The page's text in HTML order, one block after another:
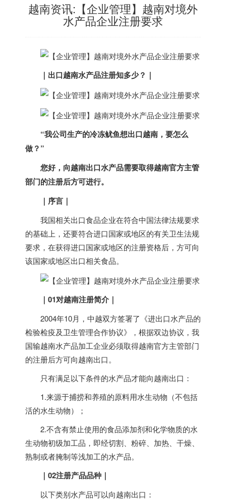
越南资讯:【企业管理】越南对境外
水产品企业注册要求
｜ 出口越南水产品注册知多少？ ｜
“我公司生产的冷冻鱿鱼想出口越南 ，要怎么
做？”
您好，向越南出口水产品需要取得越南官方主管
部门的注册后方可进行。
｜ 序言 ｜
我国相关出口食品企业在符合中国法律法规要求
的基础上，还要符合进口国家或地区的有关卫生法规
要求，在获得进口国家或地区的注册资格后，方可向
该国家或地区出口相关食品。
｜ 01对越南注册简介 ｜
2004年10月，中越双方签署了《进出口水产品的
检验检疫及卫生管理合作协议》，根据双边协议，我
国输越南水产品加工企业必须取得越南官方主管部门
的注册后方可向越南出口。
只有满足以下条件的水产品才能向越南出口：
1.来源于捕捞和养殖的原料用水生动物（不包括
活的水生动物）；
2.不含有禁止使用的食品添加剂和化学物质的水
生动物初级加工品，即经切割、粉碎、加热、干燥、
熟制或者腌制等浅加工的水产品。
｜ 02注册产品品种 ｜
以下类别水产品可以向越南出口：